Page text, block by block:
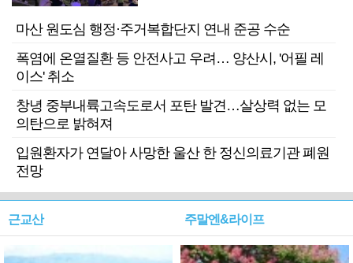
마산 원도심 행정·주거복합단지 연내 준공 수순
폭염에 온열질환 등 안전사고 우려… 양산시, '어필 레
이스' 취소
창녕 중부내륙고속도로서 포탄 발견…살상력 없는 모
의탄으로 밝혀져
입원환자가 연달아 사망한 울산 한 정신의료기관 폐원
전망
근교산 주말엔&라이프